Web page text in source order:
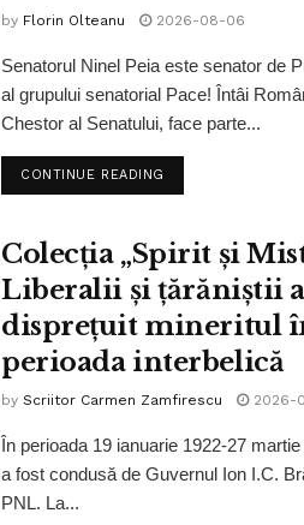
by Florin Olteanu 2026-08-06
Senatorul Ninel Peia este senator de
al grupului senatorial Pace! Întâi
Chestor al Senatului, face parte...
CONTINUE READING
Colecția „Spirit și
Liberalii și țărăniștii
disprețuit mineritul
perioada interbelică
by Scriitor Carmen Zamfirescu 2026-
În perioada 19 ianuarie 1922-27
a fost condusă de Guvernul Ion I.C.
PNL. La...